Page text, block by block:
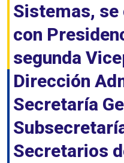
Sistemas,
con
segunda
Dirección
Secretaría
Secretarios